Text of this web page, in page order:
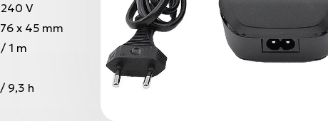
V
x 45 mm
1 m
9,3 h